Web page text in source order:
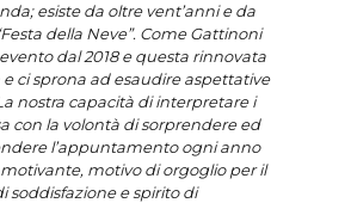
esiste da oltre vent’anni e da
della Neve”. Come Gattinoni
dal 2018 e questa rinnovata
ci sprona ad esaudire aspettative
nostra capacità di interpretare i
con la volontà di sorprendere ed
l’appuntamento ogni anno
motivo di orgoglio per il
soddisfazione e spirito di